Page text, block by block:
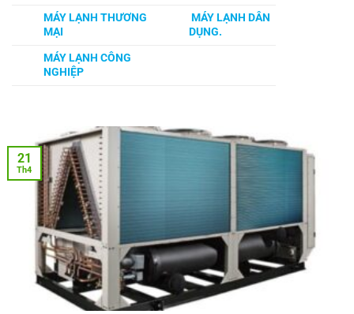
MÁY LẠNH THƯƠNG
MẠI
MÁY LẠNH DÂN
DỤNG.
MÁY LẠNH CÔNG
NGHIỆP
21
Th4